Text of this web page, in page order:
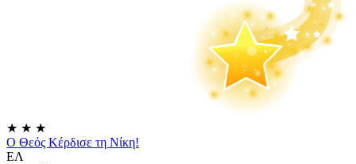
★ ★ ★
Ο Θεός Κέρδισε τη Νίκη!
ΕΛ